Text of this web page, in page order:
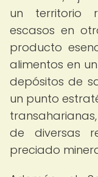
un territorio
escasos en
producto
alimentos en
depósitos de
un punto
de diversas
preciado